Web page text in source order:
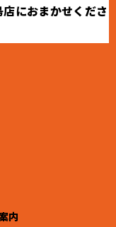
におまかせくださ
内